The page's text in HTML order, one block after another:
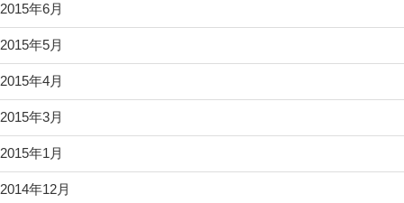
2015年6月
2015年5月
2015年4月
2015年3月
2015年1月
2014年12月